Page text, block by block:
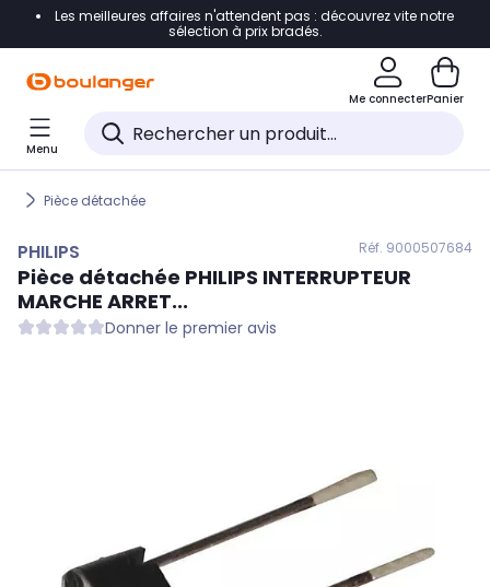
Accéder directement à la navigation
Accéder directement au pied de page
Accéder directement au chatbot
Les meilleures affaires n'attendent pas : découvrez vite notre
sélection à prix bradés.
Me connecterPanier
Menu
Pièce détachée
PHILIPS Réf. 9000507684
Pièce détachée PHILIPS INTERRUPTEUR
MARCHE ARRET...
Donner le premier avis